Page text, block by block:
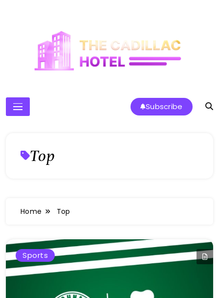
The Cadillac Hotel
Subscribe
Top
Home Top
Sports